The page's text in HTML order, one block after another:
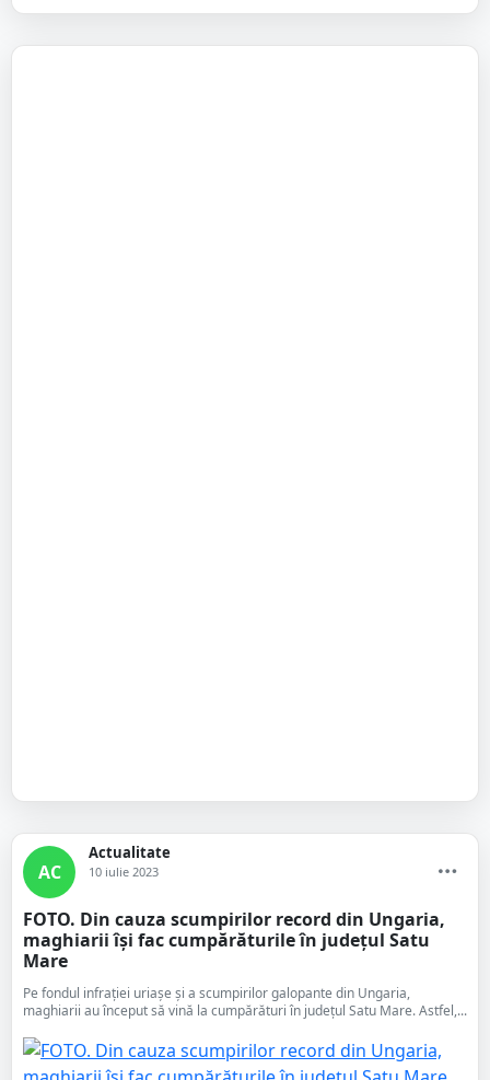
AC
Actualitate
10 iulie 2023
FOTO. Din cauza scumpirilor record din Ungaria,
maghiarii își fac cumpărăturile în județul Satu
Mare
Pe fondul infrației uriașe și a scumpirilor galopante din Ungaria,
maghiarii au început să vină la cumpărături în județul Satu Mare. Astfel,...